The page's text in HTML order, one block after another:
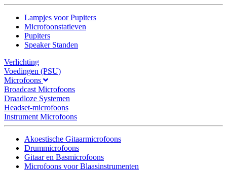
Lampjes voor Pupiters
Microfoonstatieven
Pupiters
Speaker Standen
Verlichting
Voedingen (PSU)
Microfoons
Broadcast Microfoons
Draadloze Systemen
Headset-microfoons
Instrument Microfoons
Akoestische Gitaarmicrofoons
Drummicrofoons
Gitaar en Basmicrofoons
Microfoons voor Blaasinstrumenten